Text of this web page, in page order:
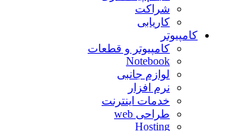
شراکت
کاریابی
کامپیوتر
کامپیوتر و قطعات
Notebook
لوازم جانبی
نرم افزار
خدمات اینترنت
طراحی web
Hosting